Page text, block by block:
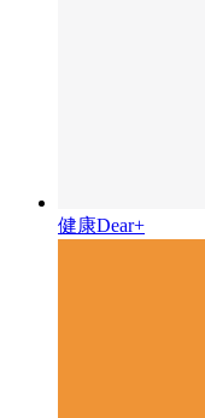
健康Dear+